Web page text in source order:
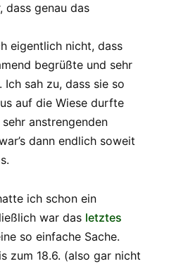
dass genau das
eigentlich nicht, dass
begrüßte und sehr
sah zu, dass sie so
auf die Wiese durfte
anstrengenden
dann endlich soweit
ich schon ein
war das letztes
so einfache Sache.
zum 18.6. (also gar nicht